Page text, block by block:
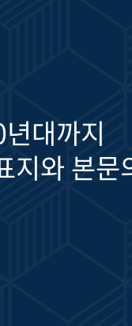
대까지
지와 본문